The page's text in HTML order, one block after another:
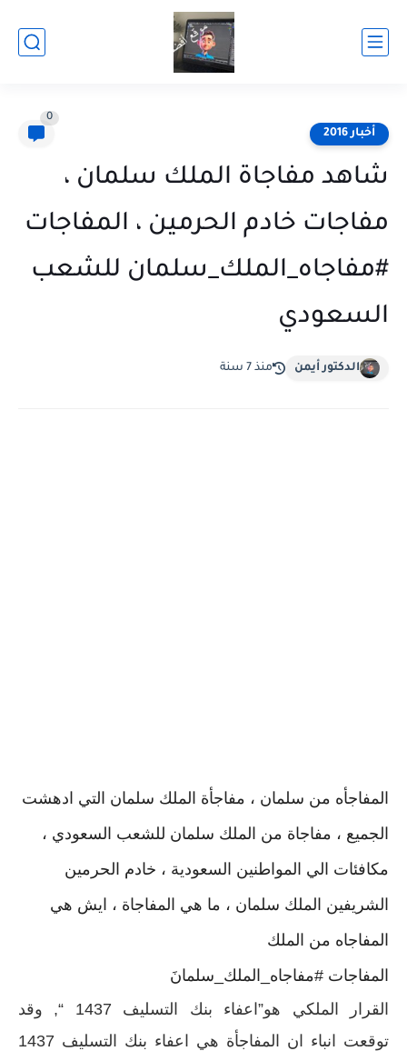
أخبار 2016
0
شاهد مفاجاة الملك سلمان ،
مفاجات خادم الحرمين ، المفاجات
#مفاجاه_الملك_سلمان للشعب
السعودي
الدكتور أيمن منذ 7 سنة
المفاجأه من سلمان ، مفاجأة الملك سلمان التي ادهشت
الجميع ، مفاجاة من الملك سلمان للشعب السعودي ،
مكافئات الي المواطنين السعودية ، خادم الحرمين
الشريفين الملك سلمان ، ما هي المفاجاة ، ايش هي
المفاجاه من الملك
المفاجات #مفاجاه_الملك_سلمانَ‬⁩
القرار الملكي هو”اعفاء بنك التسليف 1437 “, وقد
توقعت انباء ان المفاجأة هي اعفاء بنك التسليف 1437